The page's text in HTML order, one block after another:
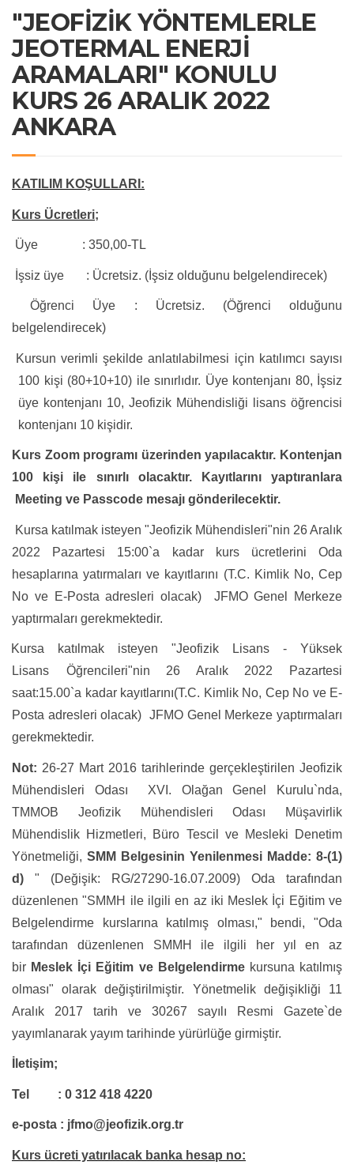
"JEOFİZİK YÖNTEMLERLE
JEOTERMAL ENERJİ
ARAMALARI" KONULU
KURS 26 ARALIK 2022
ANKARA
KATILIM KOŞULLARI:
Kurs Ücretleri;
 Üye : 350,00-TL
 İşsiz üye : Ücretsiz. (İşsiz olduğunu belgelendirecek)
 Öğrenci Üye : Ücretsiz. (Öğrenci olduğunu
belgelendirecek)
Kursun verimli şekilde anlatılabilmesi için katılımcı sayısı
100 kişi (80+10+10) ile sınırlıdır. Üye kontenjanı 80, İşsiz
üye kontenjanı 10, Jeofizik Mühendisliği lisans öğrencisi
kontenjanı 10 kişidir.
Kurs Zoom programı üzerinden yapılacaktır. Kontenjan
100 kişi ile sınırlı olacaktır. Kayıtlarını yaptıranlara
Meeting ve Passcode mesajı gönderilecektir.
 Kursa katılmak isteyen "Jeofizik Mühendisleri"nin 26 Aralık
2022 Pazartesi 15:00`a kadar kurs ücretlerini Oda
hesaplarına yatırmaları ve kayıtlarını (T.C. Kimlik No, Cep
No ve E-Posta adresleri olacak) JFMO Genel Merkeze
yaptırmaları gerekmektedir.
Kursa katılmak isteyen "Jeofizik Lisans - Yüksek
Lisans
Öğrencileri"nin 26 Aralık 2022 Pazartesi
saat:15.00`a kadar kayıtlarını(T.C. Kimlik No, Cep No ve E-
Posta adresleri olacak) JFMO Genel Merkeze yaptırmaları
gerekmektedir.
Not: 26-27 Mart 2016 tarihlerinde gerçekleştirilen Jeofizik
Mühendisleri Odası XVI. Olağan Genel Kurulu`nda,
TMMOB Jeofizik Mühendisleri Odası Müşavirlik
Mühendislik Hizmetleri, Büro Tescil ve Mesleki Denetim
Yönetmeliği, SMM Belgesinin Yenilenmesi Madde: 8-(1)
d) "
(Değişik: RG/27290-16.07.2009) Oda tarafından
düzenlenen "SMMH ile ilgili en az iki Meslek İçi Eğitim ve
Belgelendirme kurslarına katılmış olması," bendi, "Oda
tarafından düzenlenen SMMH ile ilgili her yıl en az
bir Meslek İçi Eğitim ve Belgelendirmekursuna katılmış
olması" olarak değiştirilmiştir. Yönetmelik değişikliği 11
Aralık 2017 tarih ve 30267 sayılı Resmi Gazete`de
yayımlanarak yayım tarihinde yürürlüğe girmiştir.
İletişim;
Tel : 0 312 418 4220
e-posta : jfmo@jeofizik.org.tr
Kurs ücreti yatırılacak banka hesap no: